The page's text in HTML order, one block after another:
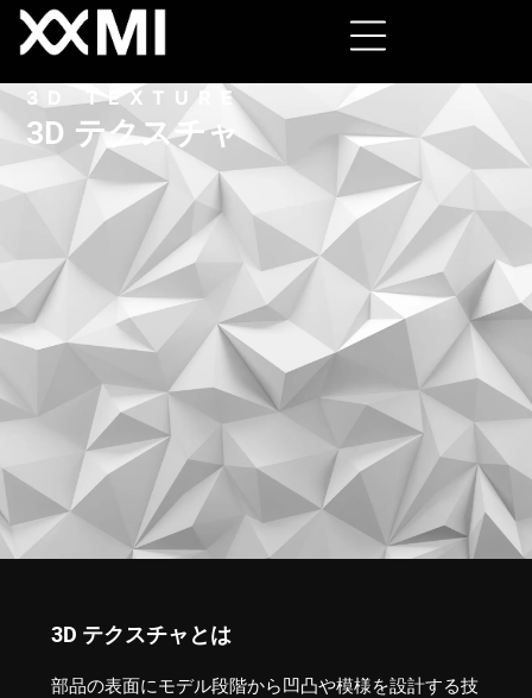
3D TEXTURE
3D テクスチャ
3D テクスチャとは
部品の表面にモデル段階から凹凸や模様を設計する技